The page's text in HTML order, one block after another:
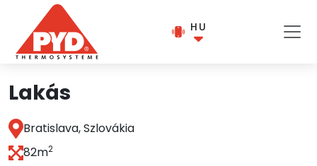
HU
Lakás
Bratislava, Szlovákia
82m2